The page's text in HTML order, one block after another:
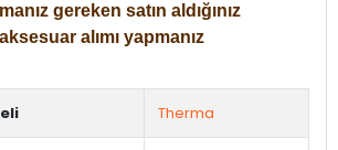
gereken satın aldığınız
alımı yapmanız
Therma